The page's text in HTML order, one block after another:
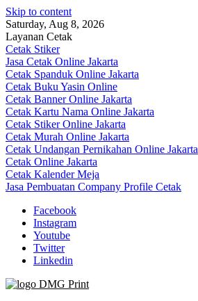
Skip to content
Saturday, Aug 8, 2026
Layanan Cetak
Cetak Stiker
Jasa Cetak Online Jakarta
Cetak Spanduk Online Jakarta
Cetak Buku Yasin Online
Cetak Banner Online Jakarta
Cetak Kartu Nama Online Jakarta
Cetak Stiker Online Jakarta
Cetak Murah Online Jakarta
Cetak Undangan Pernikahan Online Jakarta
Cetak Online Jakarta
Cetak Kalender Meja
Jasa Pembuatan Company Profile Cetak
Facebook
Instagram
Youtube
Twitter
Linkedin